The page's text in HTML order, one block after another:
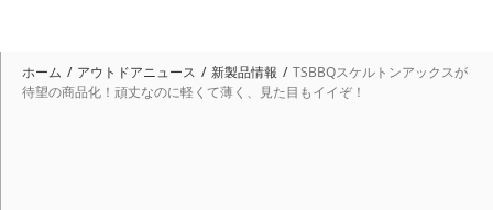
ホーム アウトドアニュース 新製品情報
TSBBQスケルトンアックスが
待望の商品化！頑丈なのに軽くて薄く、見た目もイイぞ！